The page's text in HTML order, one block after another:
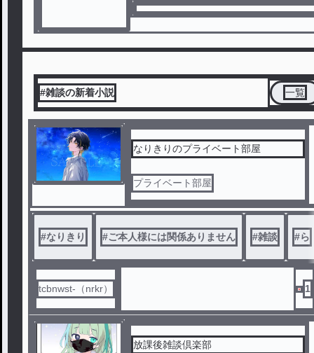
#雑談の新着小説 一覧
なりきりのプライベート部屋
プライベート部屋
#なりきり #ご本人様には関係ありません #雑談 #ら
tcbnwst-（nrkr） 1
放課後雑談倶楽部